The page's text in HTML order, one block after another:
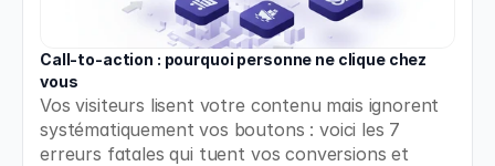
Call-to-action : pourquoi personne ne clique chez
vous
Vos visiteurs lisent votre contenu mais ignorent
systématiquement vos boutons : voici les 7
erreurs fatales qui tuent vos conversions et